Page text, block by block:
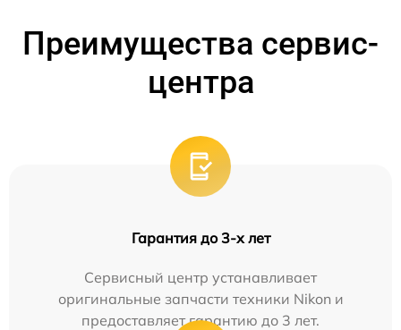
Преимущества сервис-
центра
Гарантия до 3-х лет
Сервисный центр устанавливает
оригинальные запчасти техники Nikon и
предоставляет гарантию до 3 лет.